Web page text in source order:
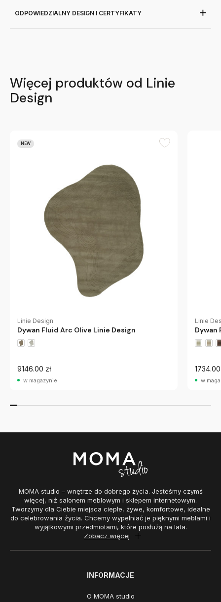
ODPOWIEDZIALNY DESIGN I CERTYFIKATY
Więcej produktów od Linie
Design
NEW
Linie Design
Dywan Fluid Arc Olive Linie Design
9146.00 zł
w magazynie
Linie
Dywan
1734.00
w
MOMA studio – wnętrze do dobrego życia. Jesteśmy czymś
więcej, niż salonem meblowym i sklepem internetowym.
Tworzymy dla Ciebie miejsca ciepłe, żywe, komfortowe, idealne
do celebrowania życia. Chcemy wypełniać je pięknymi meblami i
wyjątkowymi przedmiotami, które posłużą na lata.
Zobacz więcej
INFORMACJE
O MOMA studio